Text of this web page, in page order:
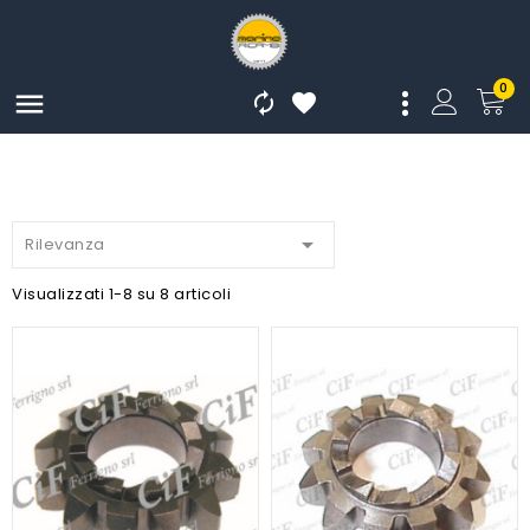
 0


Rilevanza 
Visualizzati 1-8 su 8 articoli